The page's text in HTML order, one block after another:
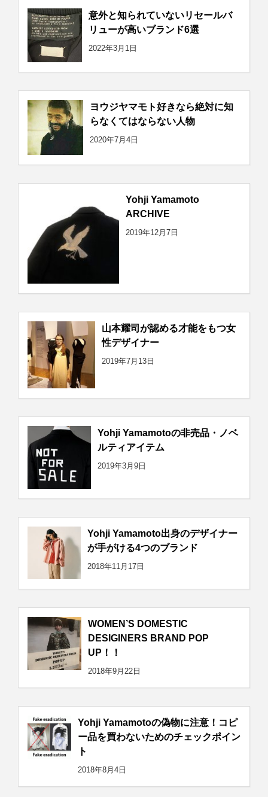
意外と知られていないリセールバ
リューが高いブランド6選
2022年3月1日
ヨウジヤマモト好きなら絶対に知
らなくてはならない人物
2020年7月4日
Yohji Yamamoto
ARCHIVE
2019年12月7日
山本耀司が認める才能をもつ女
性デザイナー
2019年7月13日
Yohji Yamamotoの非売品・ノベ
ルティアイテム
2019年3月9日
Yohji Yamamoto出身のデザイナー
が手がける4つのブランド
2018年11月17日
WOMEN’S DOMESTIC
DESIGINERS BRAND POP
UP！！
2018年9月22日
Yohji Yamamotoの偽物に注意！コピ
ー品を買わないためのチェックポイン
ト
2018年8月4日